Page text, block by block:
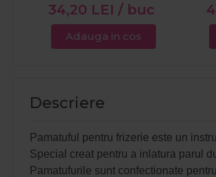
34,20 LEI / buc
Adauga in cos
Descriere
Pamatuful pentru frizerie este un
Special creat pentru a inlatura parul
Pamatufurile sunt confectionate